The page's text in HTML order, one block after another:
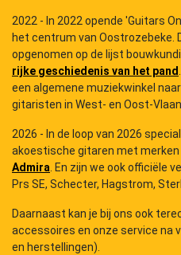
2022 - In 2022 opende 'Guitars
het centrum van Oostrozebeke.
opgenomen op de lijst
rijke geschiedenis van het pand
een algemene muziekwinkel
gitaristen in West- en Oost-
2026 - In de loop van 2026
akoestische gitaren met merken
Admira. En zijn we ook officiële
Prs SE, Schecter, Hagstrom,
Daarnaast kan je bij ons ook
accessoires en onze service na
en herstellingen).